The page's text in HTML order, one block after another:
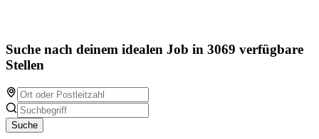
Suche nach deinem idealen Job in 3069 verfügbare
Stellen
Suche